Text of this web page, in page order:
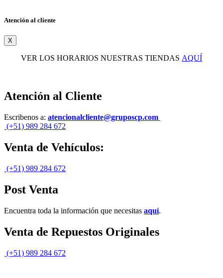
Atención al cliente
X
VER LOS HORARIOS NUESTRAS TIENDAS AQUÍ
Atención al Cliente
Escribenos a: atencionalcliente@gruposcp.com
(+51) 989 284 672
Venta de Vehículos:
(+51) 989 284 672
Post Venta
Encuentra toda la información que necesitas aquí.
Venta de Repuestos Originales
(+51) 989 284 672